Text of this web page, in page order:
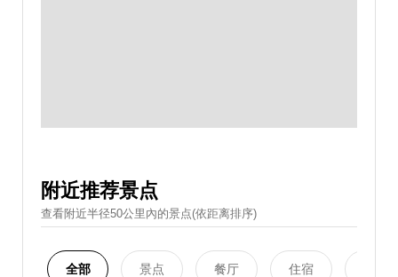
附近推荐景点
查看附近半径50公里內的景点(依距离排序)
全部 景点 餐厅 住宿